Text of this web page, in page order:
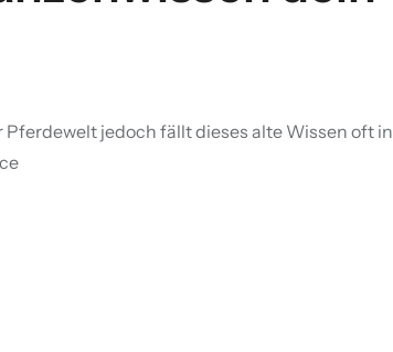
jedoch fällt dieses alte Wissen oft in